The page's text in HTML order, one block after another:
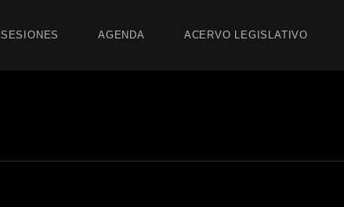
SESIONES AGENDA ACERVO LEGISLATIVO